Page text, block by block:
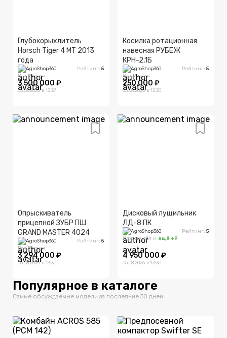
Глубокорыхлитель
Horsch Tiger 4 MT 2013
года
AgroShop360 Рейтинг: 5
Вся Россия
3 500 000 ₽
05.08.2026 в 13:37
Косилка ротационная
навесная РУБЕЖ
КРН-2,1Б
AgroShop360 Рейтинг: 5
Вся Россия
250 000 ₽
05.08.2026 в 13:30
Опрыскиватель
прицепной ЗУБР ПШ
GRAND MASTER 4024
AgroShop360 Рейтинг: 5
Вся Россия
3 294 000 ₽
05.08.2026 в 13:30
Дисковый лущильник
ЛД-8 ПК
AgroShop360 Рейтинг: 5
Курская обл и ещё +9
4 950 000 ₽
05.08.2026 в 13:30
Популярное в каталоге
Самые обсуждаемые модели за последние 30 дней